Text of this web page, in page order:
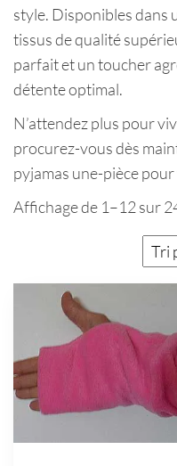
style. Disponibles dans
tissus de qualité
parfait et un toucher
détente optimal.
N’attendez plus pour
procurez-vous dès
pyjamas une-pièce
Affichage de 1–12 sur